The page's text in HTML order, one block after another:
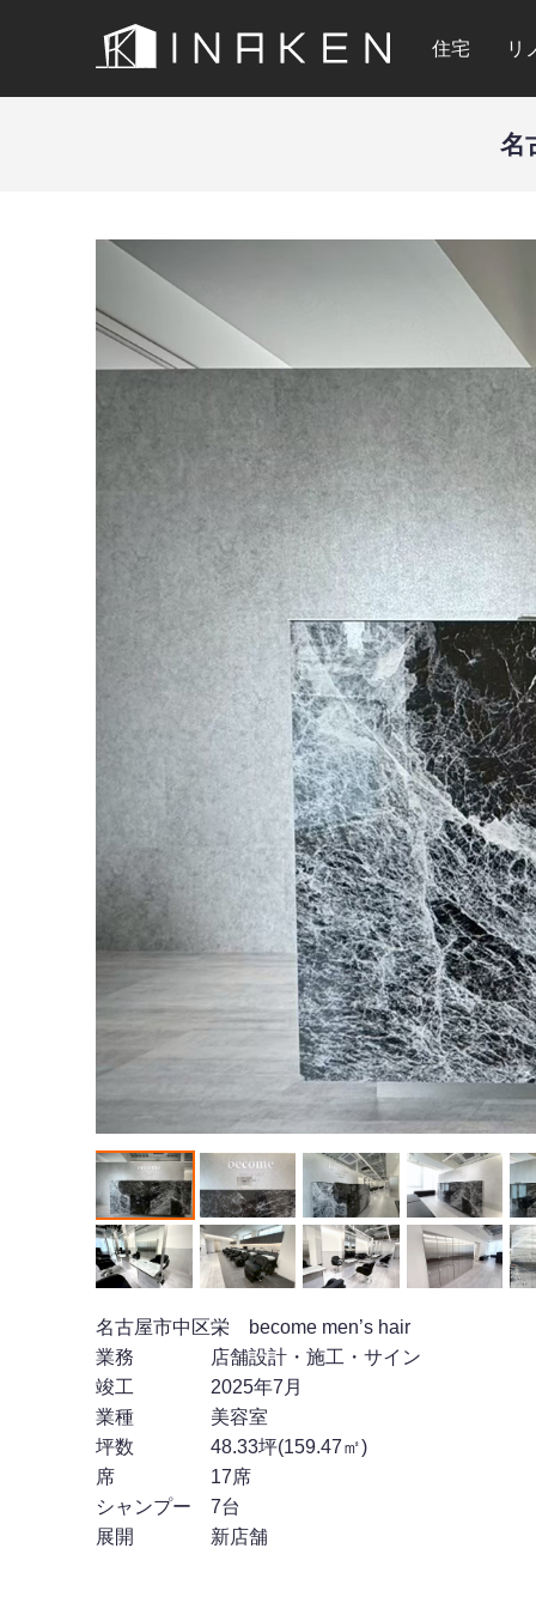
住宅 リ
名
名古屋市中区栄 become men’s hair
業務 店舗設計・施工・サイン
竣工 2025年7月
業種 美容室
坪数 48.33坪(159.47㎡)
席 17席
シャンプー 7台
展開 新店舗